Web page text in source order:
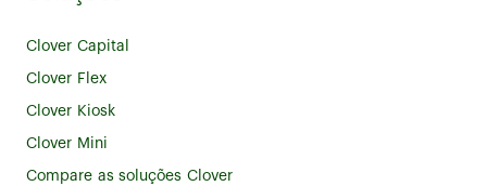
Clover Capital
Clover Flex
Clover Kiosk
Clover Mini
Compare as soluções Clover